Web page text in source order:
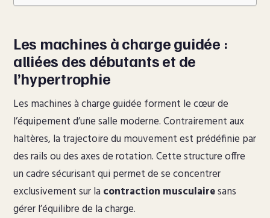
Les machines à charge guidée :
alliées des débutants et de
l’hypertrophie
Les machines à charge guidée forment le cœur de
l’équipement d’une salle moderne. Contrairement aux
haltères, la trajectoire du mouvement est prédéfinie par
des rails ou des axes de rotation. Cette structure offre
un cadre sécurisant qui permet de se concentrer
exclusivement sur la contraction musculairesans
gérer l’équilibre de la charge.